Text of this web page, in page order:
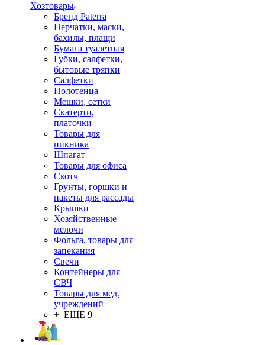
Хозтовары
Бренд Paterra
Перчатки, маски,
бахилы, плащи
Бумага туалетная
Губки, салфетки,
бытовые тряпки
Салфетки
Полотенца
Мешки, сетки
Скатерти,
платочки
Товары для
пикника
Шпагат
Товары для офиса
Скотч
Грунты, горшки и
пакеты для рассады
Крышки
Хозяйственные
мелочи
Фольга, товары для
запекания
Свечи
Контейнеры для
СВЧ
Товары для мед.
учреждений
+ ЕЩЕ 9